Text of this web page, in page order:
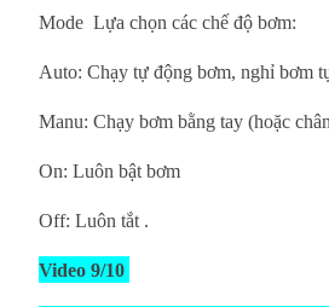
Mode Lựa chọn các chế độ bơm:
Auto: Chạy tự động bơm, nghỉ bơm
Manu: Chạy bơm bằng tay (hoặc
On: Luôn bật bơm
Off: Luôn tắt .
Video 9/10